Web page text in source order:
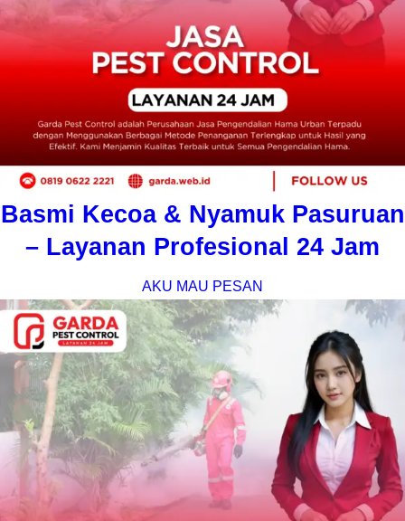
Basmi Kecoa & Nyamuk Pasuruan
– Layanan Profesional 24 Jam
AKU MAU PESAN